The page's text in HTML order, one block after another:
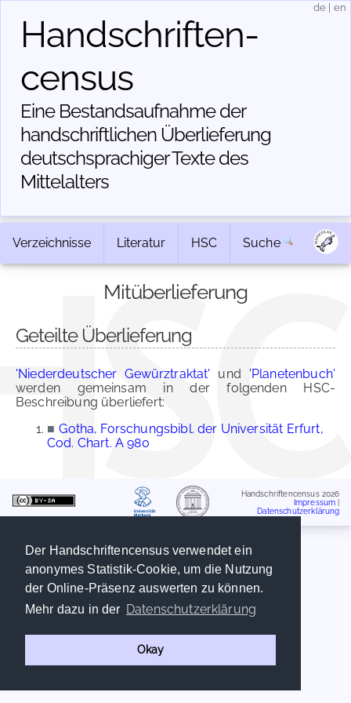
Der Handschriftencensus verwendet ein
anonymes Statistik-Cookie, um die Nutzung
der Online-Präsenz auswerten zu können.
Mehr dazu in der Datenschutzerklärung
Okay
Handschriften­
census
Eine Bestandsaufnahme der
handschriftlichen Über­lieferung
deutschsprachiger Texte des
Mittelalters
de en
Verzeichnisse Literatur HSC Suche
Mitüberlieferung
Geteilte Überlieferung
'Niederdeutscher Gewürztraktat' und 'Planetenbuch'
werden gemeinsam in der folgenden HSC-
Beschreibung überliefert:
■ Gotha, Forschungsbibl. der Universität Erfurt,
Cod. Chart. A 980
Handschriftencensus 2026
Impressum
Datenschutzerklärung